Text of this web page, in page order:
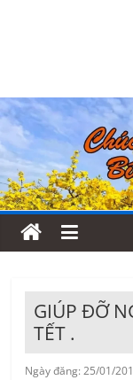
GIÚP ĐỠ
TẾT .
Ngày đăng: 25/01/